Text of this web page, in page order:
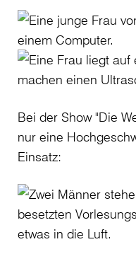
Bei der Show "Die
nur eine
Einsatz: